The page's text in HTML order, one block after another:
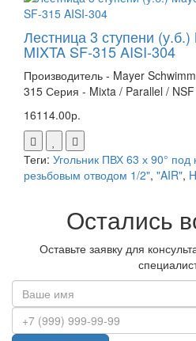
Лестница 3 ступени
MIXTA SF-315 AISI-304
Производитель - Mayer
315 Серия - Mixta / Parallel / NSF
16114.00р.
Теги: Угольник ПВХ 63 х 90° под
резьбовым отводом 1/2", "AIR",
Остались
Оставьте заявку для